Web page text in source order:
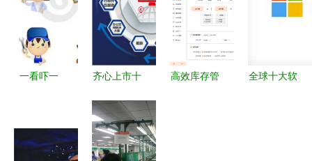
号、APP分
别需要多少
钱？
行业的优势
与前景
级，引领软
一看吓一
宅的17大猜
齐心上市十
到加速，携
手夥伴开启
高效库存管
全球十大软